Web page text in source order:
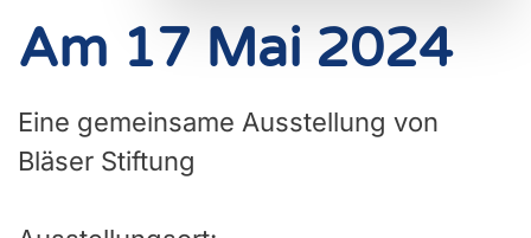
Am 17 Mai 2024
Eine gemeinsame Ausstellung von
Bläser Stiftung